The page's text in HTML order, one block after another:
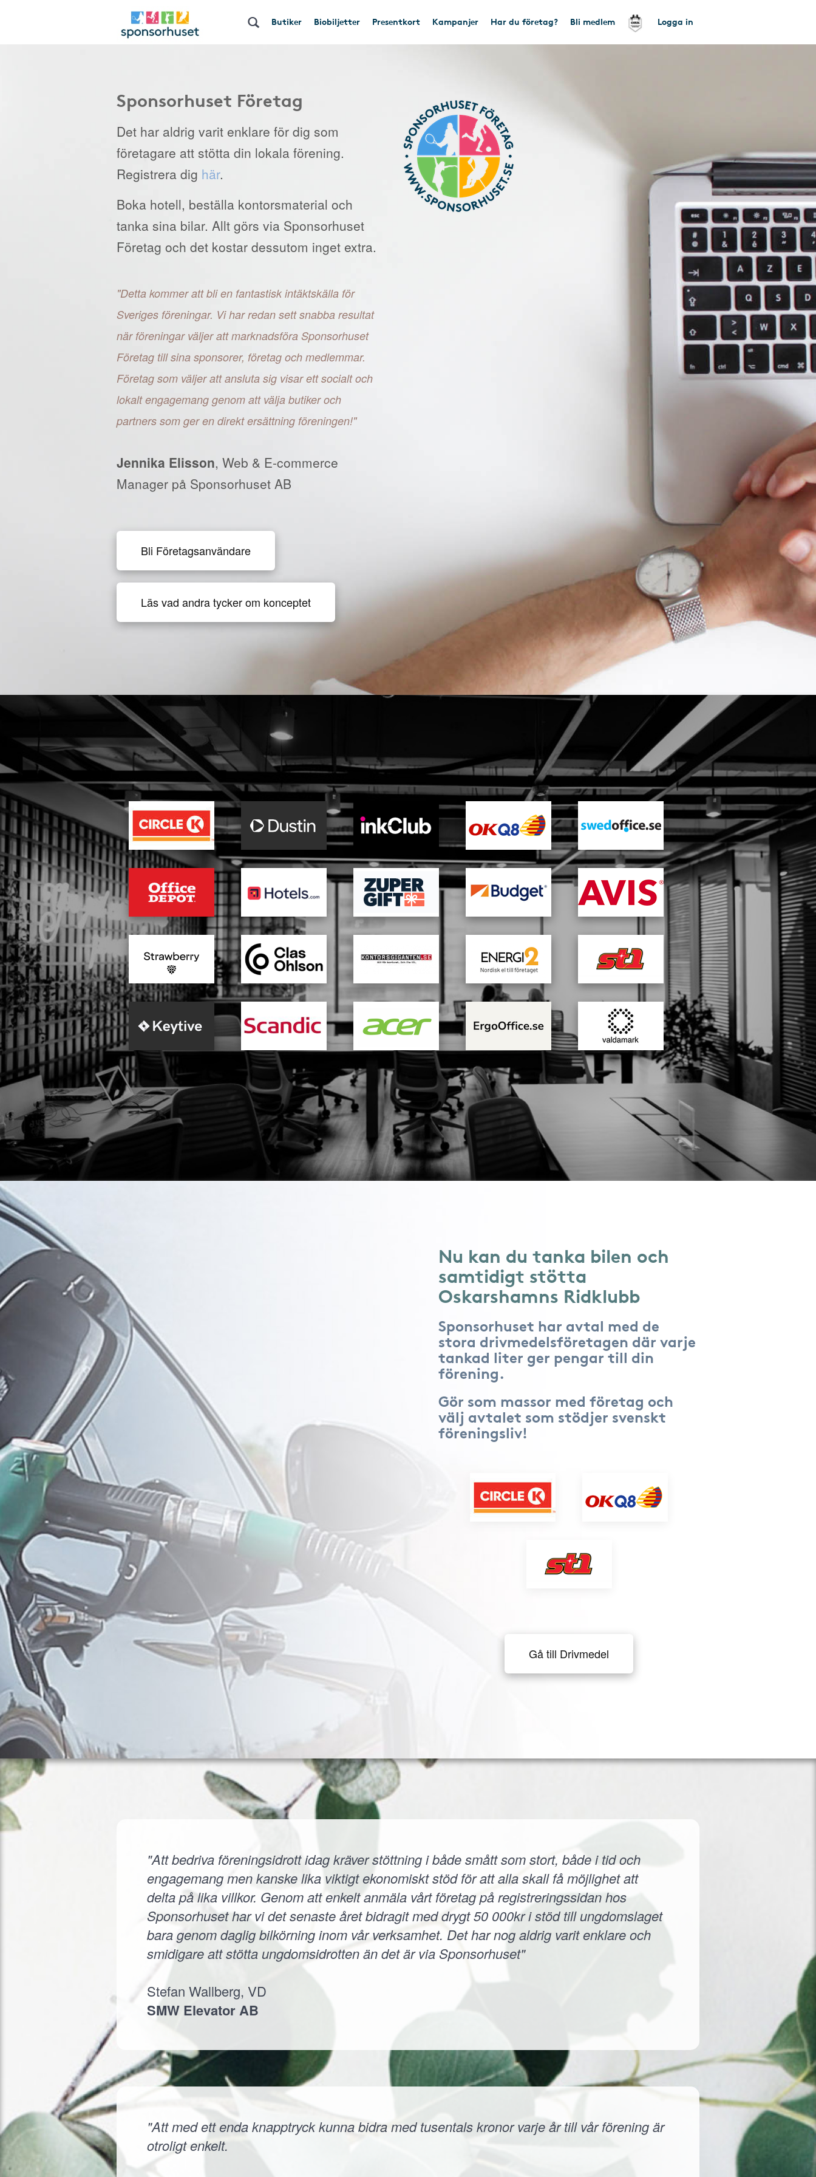
Butiker Biobiljetter Presentkort Kampanjer Har du företag? Bli medlem Logga in
Sponsorhuset Företag
Det har aldrig varit enklare för dig som
företagare att stötta din lokala förening.
Registrera dig här.
Boka hotell, beställa kontorsmaterial och
tanka sina bilar. Allt görs via Sponsorhuset
Företag och det kostar dessutom inget extra.
"Detta kommer att bli en fantastisk intäktskälla för
Sveriges föreningar. Vi har redan sett snabba resultat
när föreningar väljer att marknadsföra Sponsorhuset
Företag till sina sponsorer, företag och medlemmar.
Företag som väljer att ansluta sig visar ett socialt och
lokalt engagemang genom att välja butiker och
partners som ger en direkt ersättning föreningen!"
Jennika Elisson, Web & E-commerce
Manager på Sponsorhuset AB
Bli Företagsanvändare
Läs vad andra tycker om konceptet
Nu kan du tanka bilen och
samtidigt stötta
Oskarshamns Ridklubb
Sponsorhuset har avtal med de
stora drivmedelsföretagen där varje
tankad liter ger pengar till din
förening.
Gör som massor med företag och
välj avtalet som stödjer svenskt
föreningsliv!
Gå till Drivmedel
"Att bedriva föreningsidrott idag kräver stöttning i både smått som stort, både i tid och
engagemang men kanske lika viktigt ekonomiskt stöd för att alla skall få möjlighet att
delta på lika villkor. Genom att enkelt anmäla vårt företag på registreringssidan hos
Sponsorhuset har vi det senaste året bidragit med drygt 50 000kr i stöd till ungdomslaget
bara genom daglig bilkörning inom vår verksamhet. Det har nog aldrig varit enklare och
smidigare att stötta ungdomsidrotten än det är via Sponsorhuset"
Stefan Wallberg, VD
SMW Elevator AB
"Att med ett enda knapptryck kunna bidra med tusentals kronor varje år till vår förening är
otroligt enkelt.